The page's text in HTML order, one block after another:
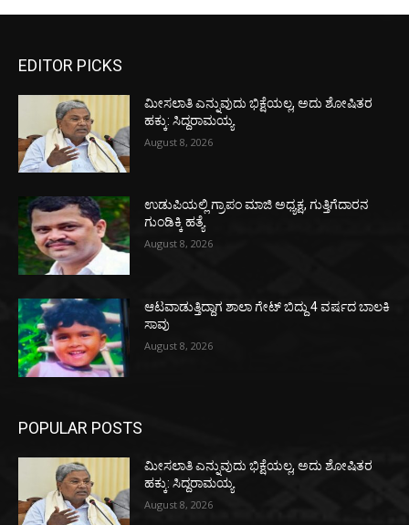
EDITOR PICKS
ಮೀಸಲಾತಿ ಎನ್ನುವುದು ಭಿಕ್ಷೆಯಲ್ಲ, ಅದು ಶೋಷಿತರ
ಹಕ್ಕು: ಸಿದ್ದರಾಮಯ್ಯ
August 8, 2026
ಉಡುಪಿಯಲ್ಲಿ ಗ್ರಾಪಂ ಮಾಜಿ ಅಧ್ಯಕ್ಷ, ಗುತ್ತಿಗೆದಾರನ
ಗುಂಡಿಕ್ಕಿ ಹತ್ಯೆ
August 8, 2026
ಆಟವಾಡುತ್ತಿದ್ದಾಗ ಶಾಲಾ ಗೇಟ್‌ ಬಿದ್ದು 4 ವರ್ಷದ ಬಾಲಕಿ
ಸಾವು
August 8, 2026
POPULAR POSTS
ಮೀಸಲಾತಿ ಎನ್ನುವುದು ಭಿಕ್ಷೆಯಲ್ಲ, ಅದು ಶೋಷಿತರ
ಹಕ್ಕು: ಸಿದ್ದರಾಮಯ್ಯ
August 8, 2026